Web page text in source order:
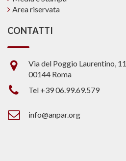
Area riservata
CONTATTI
Via del Poggio Laurentino, 11
00144 Roma
Tel +39 06.99.69.579
info@anpar.org